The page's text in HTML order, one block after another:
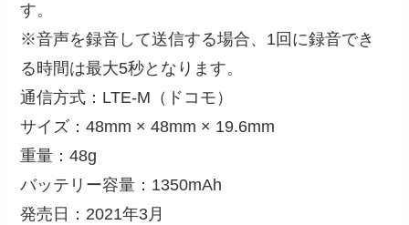
す。
※音声を録音して送信する場合、1回に録音でき
る時間は最大5秒となります。
通信方式：LTE-M（ドコモ）
サイズ：48mm × 48mm × 19.6mm
重量：48g
バッテリー容量：1350mAh
発売日：2021年3月